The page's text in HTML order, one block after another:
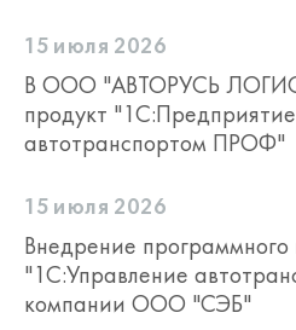
15 июля 2026
В ООО "АВТОРУСЬ
продукт
автотранспортом ПРОФ"
15 июля 2026
Внедрение программного
"1С:Управление
компании ООО "СЭБ"